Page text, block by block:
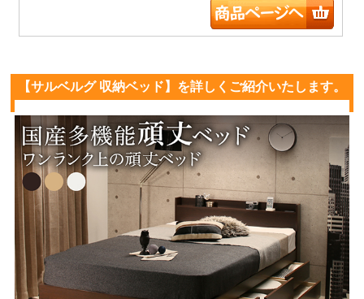
【サルベルグ 収納ベッド】を詳しくご紹介いたします。